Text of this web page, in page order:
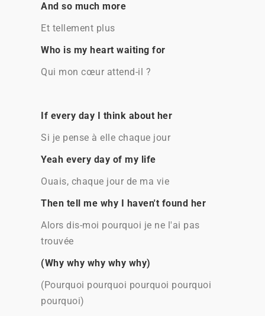
And so much more
Et tellement plus
Who is my heart waiting for
Qui mon cœur attend-il ?
If every day I think about her
Si je pense à elle chaque jour
Yeah every day of my life
Ouais, chaque jour de ma vie
Then tell me why I haven't found her
Alors dis-moi pourquoi je ne l'ai pas
trouvée
(Why why why why why)
(Pourquoi pourquoi pourquoi pourquoi
pourquoi)